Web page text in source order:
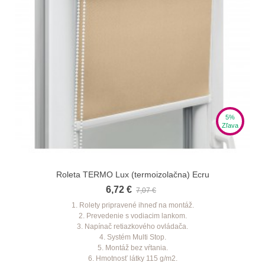
5%
Zľava
Roleta TERMO Lux (termoizolačna) Ecru
6,72 € 7,07 €
1. Rolety pripravené ihneď na montáž.
2. Prevedenie s vodiacim lankom.
3. Napínač retiazkového ovládača.
4. Systém Multi Stop.
5. Montáž bez vŕtania.
6. Hmotnosť látky 115 g/m2.